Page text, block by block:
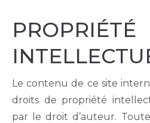
PROPRIÉTÉ
Le contenu de ce site
droits de propriété
par le droit d’auteur.